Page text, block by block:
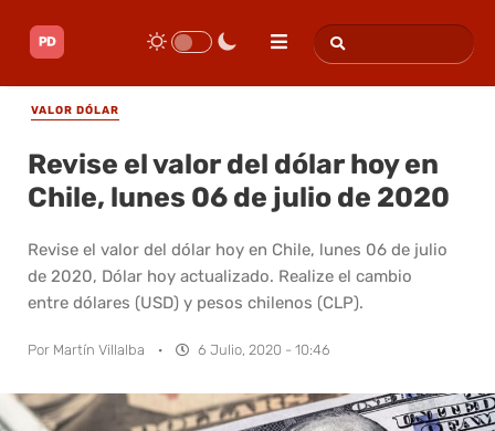
VALOR DÓLAR
Revise el valor del dólar hoy en
Chile, lunes 06 de julio de 2020
Revise el valor del dólar hoy en Chile, lunes 06 de julio
de 2020, Dólar hoy actualizado. Realize el cambio
entre dólares (USD) y pesos chilenos (CLP).
Por Martín Villalba · 6 Julio, 2020 - 10:46